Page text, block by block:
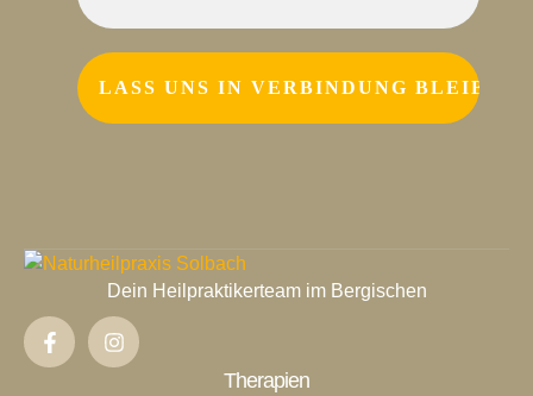
Dein Heilpraktikerteam im Bergischen
Therapien